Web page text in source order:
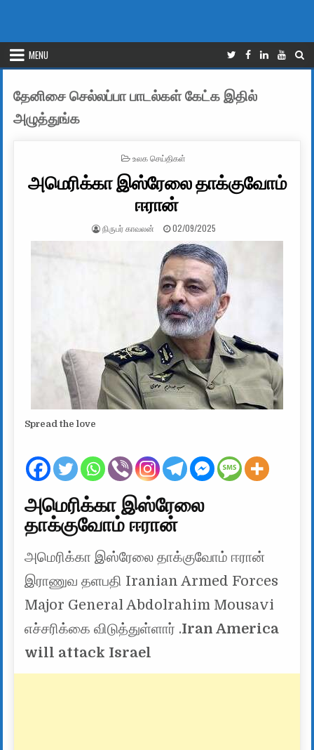
MENU
தேனிசை செல்லப்பா பாடல்கள் கேட்க இதில்
அழுத்துங்க
POSTED IN
உலக செய்திகள்
அமெரிக்கா இஸ்ரேலை தாக்குவோம்
ஈரான்
AUTHOR:
நிருபர் காவலன் PUBLISHED DATE:
02/09/2025
Spread the love
அமெரிக்கா இஸ்ரேலை
தாக்குவோம் ஈரான்
அமெரிக்கா இஸ்ரேலை தாக்குவோம் ஈரான்
இராணுவ தளபதி Iranian Armed Forces
Major General Abdolrahim Mousavi
எச்சரிக்கை விடுத்துள்ளார் .Iran America
will attack Israel